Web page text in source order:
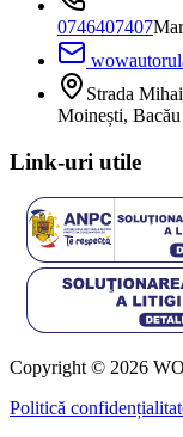
0746407407
Strada
Moinești, Bacău
Link-uri utile
Copyright © 2026
Politică